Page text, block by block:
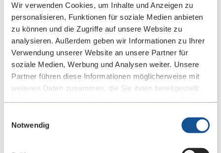
Wir verwenden Cookies, um Inhalte und Anzeigen zu
personalisieren, Funktionen für soziale Medien anbieten
zu können und die Zugriffe auf unsere Website zu
analysieren. Außerdem geben wir Informationen zu Ihrer
Verwendung unserer Website an unsere Partner für
soziale Medien, Werbung und Analysen weiter. Unsere
Partner führen diese Informationen möglicherweise mit
weiteren Daten zusammen, die Sie ihnen bereitgestellt
Cookies, wenn Sie unsere Webseite weiterhin nutzen.
Notwendig
verfügbaren Technologie und der
Implementierungskosten angemessene
Maßnahmen, auch technischer Art, zu treffen,
um andere für die Datenverarbeitung
Verantwortliche, die die personenbezogenen
Daten verarbeiten, darüber zu informieren, dass
oder von Kopien oder Replikationen dieser